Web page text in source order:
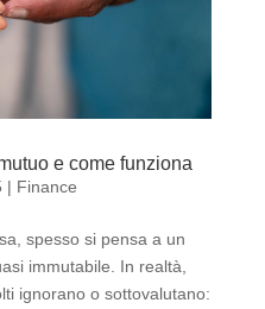
e come funziona
| Finance
spesso si pensa a un
immutabile. In realtà,
ignorano o sottovalutano: